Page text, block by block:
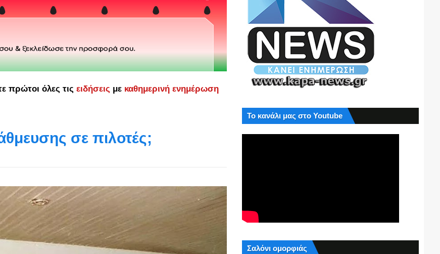
πρώτοι όλες τις ειδήσεις με καθημερινή ενημέρωση
σε πιλοτές;
Το κανάλι μας στο Youtube
Σαλόνι ομορφιάς